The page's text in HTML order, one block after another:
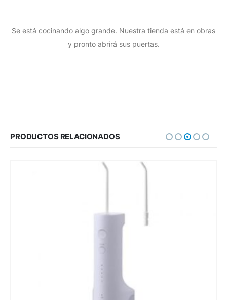
Se está cocinando algo grande. Nuestra tienda está en obras
y pronto abrirá sus puertas.
PRODUCTOS RELACIONADOS